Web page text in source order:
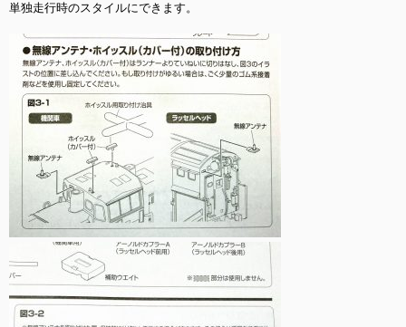
単独走行時のスタイルにできます。